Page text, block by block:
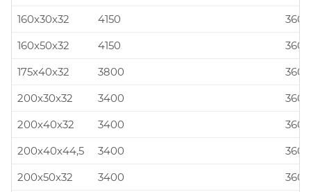
160x30x32
4150
160x50x32
4150
175x40x32
3800
200x30x32
3400
200x40x32
3400
200x40x44,5
3400
200x50x32
3400